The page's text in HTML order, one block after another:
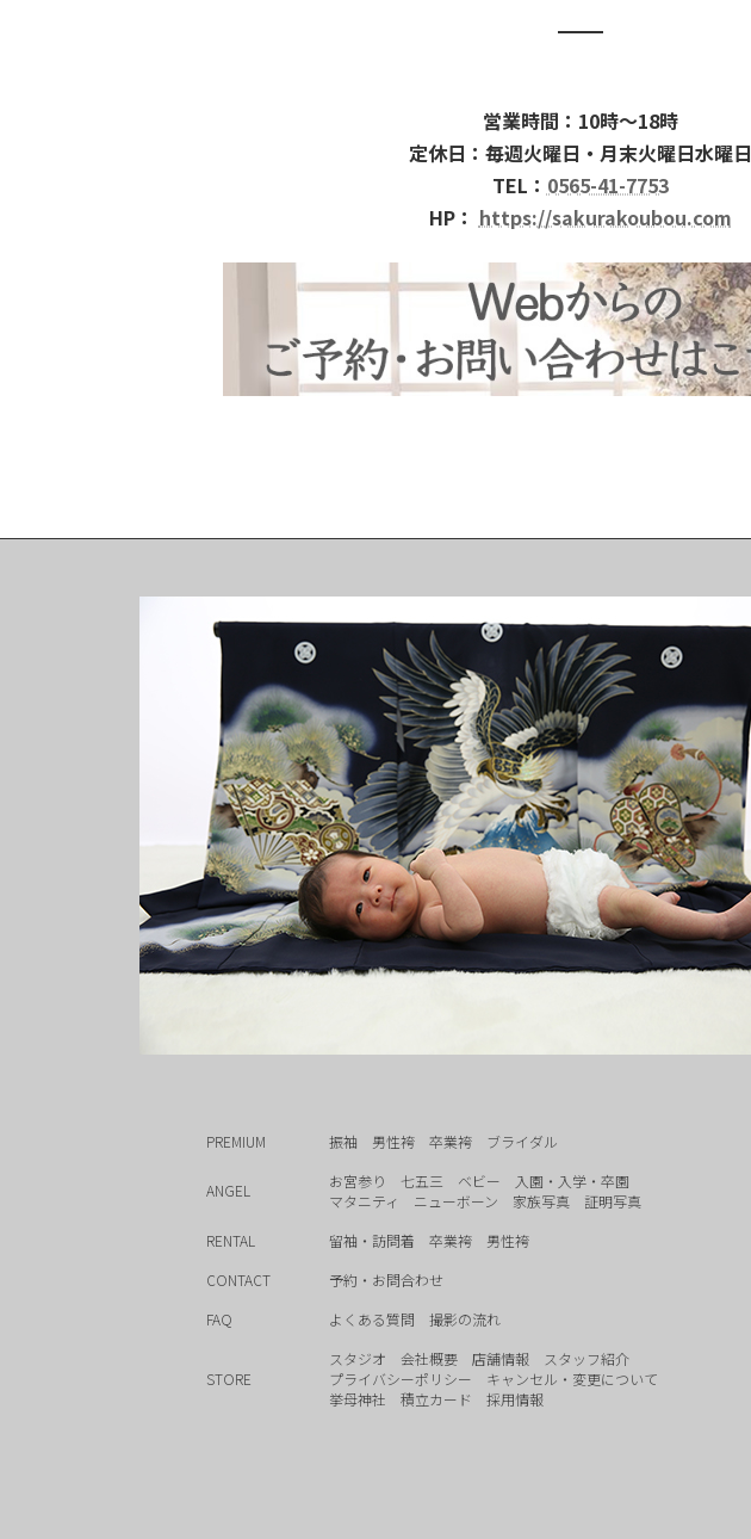
営業時間：10時～18時
定休日：毎週火曜日・月末火曜日水曜日
TEL： 0565-41-7753
HP： https://sakurakoubou.com
PREMIUM 振袖 男性袴 卒業袴 ブライダル
ANGEL お宮参り 七五三 ベビー
入園・入学・卒園
マタニティ
ニューボーン 家族写真
証明写真
RENTAL
留袖・訪問着 卒業袴
男性袴
CONTACT
予約・お問合わせ
FAQ
よくある質問 撮影の流れ
STORE
スタジオ 会社概要 店舗情報
スタッフ紹介
プライバシーポリシー
キャンセル・変更について
挙母神社
積立カード 採用情報